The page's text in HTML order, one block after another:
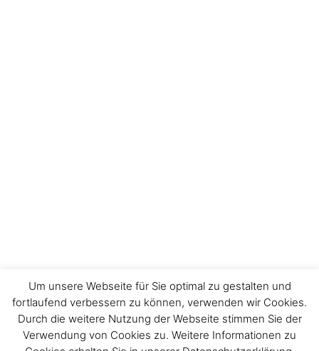
Impressum
Um unsere Webseite für Sie optimal zu gestalten und
fortlaufend verbessern zu können, verwenden wir Cookies.
Durch die weitere Nutzung der Webseite stimmen Sie der
Verwendung von Cookies zu. Weitere Informationen zu